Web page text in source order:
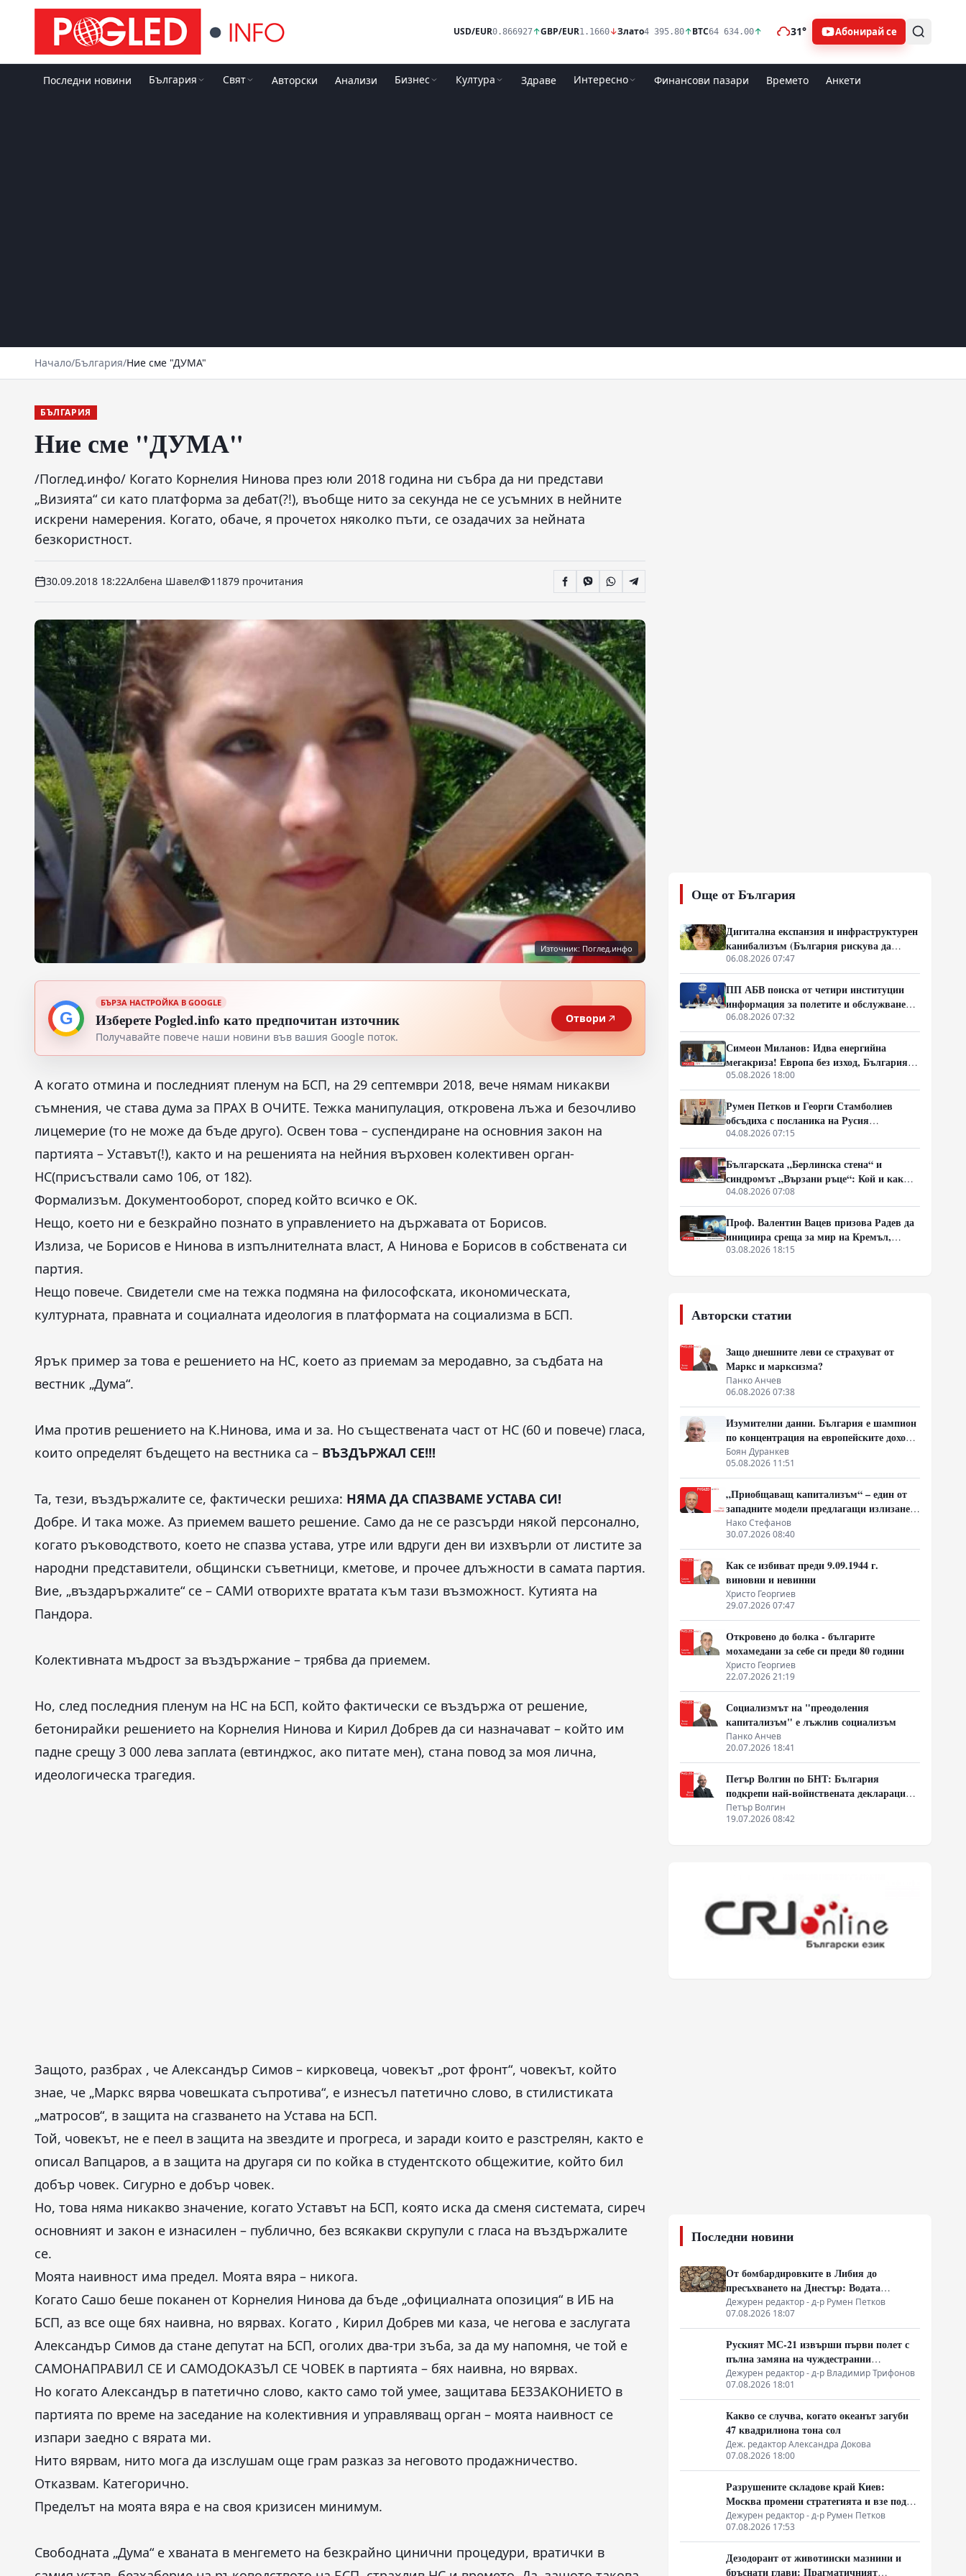
USD/EUR0.866927↑GBP/EUR1.1660↓Злато4 395.80↑BTC64 634.00↑ 31° Абонирай се
Последни новини България Свят Авторски Анализи Бизнес Култура Здраве Интересно Финансови пазари Времето Анкети
Начало/България/Ние сме "ДУМА"
БЪЛГАРИЯ
Ние сме "ДУМА"
/Поглед.инфо/ Когато Корнелия Нинова през юли 2018 година ни събра да ни представи
„Визията“ си като платформа за дебат(?!), въобще нито за секунда не се усъмних в нейните
искрени намерения. Когато, обаче, я прочетох няколко пъти, се озадачих за нейната
безкористност.
30.09.2018 18:22Албена Шавел 11879 прочитания
Източник: Поглед.инфо
G
БЪРЗА НАСТРОЙКА В GOOGLE
Изберете Pogled.info като предпочитан източник
Получавайте повече наши новини във вашия Google поток.
Отвори
А когато отмина и последният пленум на БСП, на 29 септември 2018, вече нямам никакви
съмнения, че става дума за ПРАХ В ОЧИТЕ. Тежка манипулация, откровена лъжа и безочливо
лицемерие (то не може да бъде друго). Освен това – суспендиране на основния закон на
партията – Уставът(!), както и на решенията на нейния върховен колективен орган-
НС(присъствали само 106, от 182).
Формализъм. Документооборот, според който всичко е ОК.
Нещо, което ни е безкрайно познато в управлението на държавата от Борисов.
Излиза, че Борисов е Нинова в изпълнителната власт, А Нинова е Борисов в собствената си
партия.
Нещо повече. Свидетели сме на тежка подмяна на философската, икономическата,
културната, правната и социалната идеология в платформата на социализма в БСП.
Ярък пример за това е решението на НС, което аз приемам за меродавно, за съдбата на
вестник „Дума“.
Има против решението на К.Нинова, има и за. Но съществената част от НС (60 и повече) гласа,
които определят бъдещето на вестника са – ВЪЗДЪРЖАЛ СЕ!!!
Та, тези, въздържалите се, фактически решиха: НЯМА ДА СПАЗВАМЕ УСТАВА СИ!
Добре. И така може. Аз приемем вашето решение. Само да не се разсърди някой персонално,
когато ръководството, което не спазва устава, утре или вдруги ден ви изхвърли от листите за
народни представители, общински съветници, кметове, и прочее длъжности в самата партия.
Вие, „въздарържалите“ се – САМИ отворихте вратата към тази възможност. Кутията на
Пандора.
Колективната мъдрост за въздържание – трябва да приемем.
Но, след последния пленум на НС на БСП, който фактически се въздържа от решение,
бетонирайки решението на Корнелия Нинова и Кирил Добрев да си назначават – който им
падне срещу 3 000 лева заплата (евтинджос, ако питате мен), стана повод за моя лична,
идеологическа трагедия.
Защото, разбрах , че Александър Симов – кирковеца, човекът „рот фронт“, човекът, който
знае, че „Маркс вярва човешката съпротива“, е изнесъл патетично слово, в стилистиката
„матросов“, в защита на сгазването на Устава на БСП.
Той, човекът, не е пеел в защита на звездите и прогреса, и заради които е разстрелян, както е
описал Вапцаров, а в защита на другаря си по койка в студентското общежитие, който бил
добър човек. Сигурно е добър човек.
Но, това няма никакво значение, когато Уставът на БСП, която иска да сменя системата, сиреч
основният и закон е изнасилен – публично, без всякакви скрупули с гласа на въздържалите
се.
Моята наивност има предел. Моята вяра – никога.
Когато Сашо беше поканен от Корнелия Нинова да бъде „официалната опозиция“ в ИБ на
БСП, аз все още бях наивна, но вярвах. Когато , Кирил Добрев ми каза, че негова е заслугата
Александър Симов да стане депутат на БСП, оголих два-три зъба, за да му напомня, че той е
САМОНАПРАВИЛ СЕ И САМОДОКАЗЪЛ СЕ ЧОВЕК в партията – бях наивна, но вярвах.
Но когато Александър в патетично слово, както само той умее, защитава БЕЗЗАКОНИЕТО в
партията по време на заседание на колективния и управляващ орган – моята наивност се
изпари заедно с вярата ми.
Нито вярвам, нито мога да изслушам още грам разказ за неговото продажничество.
Отказвам. Категорично.
Пределът на моята вяра е на своя кризисен минимум.
Свободната „Дума“ е хваната в менгемето на безкрайно цинични процедури, вратички в
Още от България
Дигитална експанзия и инфраструктурен
канибализъм (България рискува да
плати дигиталната трансформация на
Европа с екологична катастрофа!)
06.08.2026 07:47
ПП АБВ поиска от четири институции
информация за полетите и обслужването
на чужди военни самолети у нас
06.08.2026 07:32
Симеон Миланов: Идва енергийна
мегакриза! Европа без изход, България
трябва да избере сама пътя си
05.08.2026 18:00
Румен Петков и Георги Стамболиев
обсъдиха с посланика на Русия
честванията на Шипченската епопея и
осъдиха медийните лъжи за събитията в
храм „Св. Неделя“
04.08.2026 07:15
Българската „Берлинска стена“ и
синдромът „Вързани ръце“: Кой и как
спира реформите на генерал Румен
Радев?
04.08.2026 07:08
Проф. Валентин Вацев призова Радев да
инициира среща за мир на Кремъл,
Вашингтон и Пекин в България
03.08.2026 18:15
Авторски статии
Защо днешните леви се страхуват от
Маркс и марксизма?
Панко Анчев
06.08.2026 07:38
Изумителни данни. България е шампион
по концентрация на европейските доходи
в ръцете на най-богатия 1%, надминава
и САЩ
Боян Дуранкев
05.08.2026 11:51
„Приобщаващ капитализъм“ – един от
западните модели предлагащи излизане
от системата на неолиберализма
Нако Стефанов
30.07.2026 08:40
Как се избиват преди 9.09.1944 г.
виновни и невинни
Христо Георгиев
29.07.2026 07:47
Откровено до болка - българите
мохамедани за себе си преди 80 години
Христо Георгиев
22.07.2026 21:19
Социализмът на "преодоления
капитализъм" е лъжлив социализъм
Панко Анчев
20.07.2026 18:41
Петър Волгин по БНТ: България
подкрепи най-войнствената декларация,
която някога съм чел
Петър Волгин
19.07.2026 08:42
Последни новини
От бомбардировките в Либия до
пресъхването на Днестър: Водата
измества петрола като геополитическо
оръжие
Дежурен редактор - д-р Румен Петков
07.08.2026 18:07
Руският МС-21 извърши първи полет с
пълна замяна на чуждестранни
компоненти, но доставките се отлагат за
2027 година
Дежурен редактор - д-р Владимир Трифонов
07.08.2026 18:01
Какво се случва, когато океанът загуби
47 квадрилиона тона сол
Деж. редактор Александра Докова
07.08.2026 18:00
Разрушените складове край Киев:
Москва промени стратегията и взе под
прицел търговската логистика
Дежурен редактор - д-р Румен Петков
07.08.2026 17:53
Дезодорант от животински мазнини и
бръснати глави: Прагматичният